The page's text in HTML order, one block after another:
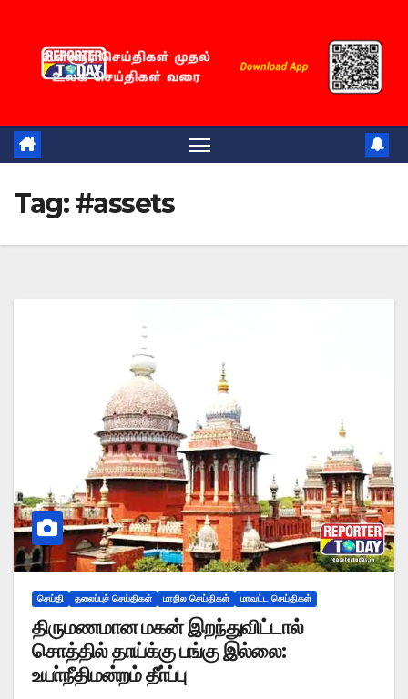
content
Tag:#assets
செய்தி தலைப்புச் செய்திகள் மாநில செய்திகள் மாவட்ட செய்திகள்
திருமணமான மகன் இறந்துவிட்டால்
சொத்தில் தாய்க்கு பங்கு இல்லை:
உயா்நீதிமன்றம் தீா்ப்பு